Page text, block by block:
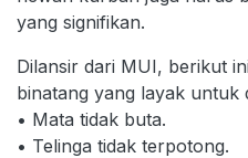
yang signifikan.
Dilansir dari MUI, berikut
binatang yang layak untuk
• Mata tidak buta.
• Telinga tidak terpotong.